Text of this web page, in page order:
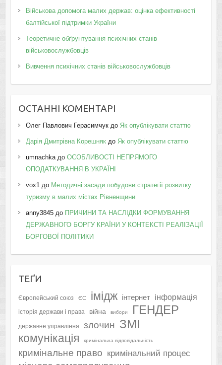
Військова допомога малих держав: оцінка ефективності
балтійської підтримки України
Теоретичне обґрунтування психічних станів
військовослужбовців
Вивчення психічних станів військовослужбовців
ОСТАННІ КОМЕНТАРІ
Олег Павлович Герасимчукдо Як опублікувати статтю
Дарія Дмитрівна Корешнякдо Як опублікувати статтю
umnachkaдо ОСОБЛИВОСТІ НЕПРЯМОГО
ОПОДАТКУВАННЯ В УКРАЇНІ
vox1до Методичні засади побудови стратегії розвитку
туризму в малих містах Рівненщини
anny3845до ПРИЧИНИ ТА НАСЛІДКИ ФОРМУВАННЯ
ДЕРЖАВНОГО БОРГУ КРАЇНИ У КОНТЕКСТІ РЕАЛІЗАЦІЇ
БОРГОВОЇ ПОЛІТИКИ
ТЕҐИ
Європейський союз ЄС імідж інтернет інформація
історія держави і права війна вибори ГЕНДЕР
державне управління злочин ЗМІ
комунікація кримінальна відповідальність
кримінальне право кримінальний процес